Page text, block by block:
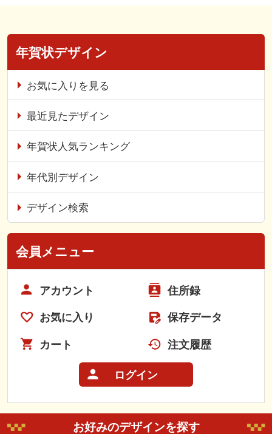
年賀状デザイン
お気に入りを見る
最近見たデザイン
年賀状人気ランキング
年代別デザイン
デザイン検索
会員メニュー
アカウント 住所録
お気に入り 保存データ
カート 注文履歴
ログイン
お好みのデザインを探す